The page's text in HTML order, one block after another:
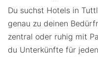
Du suchst Hotels in
genau zu deinen
zentral oder ruhig mit
du Unterkünfte für